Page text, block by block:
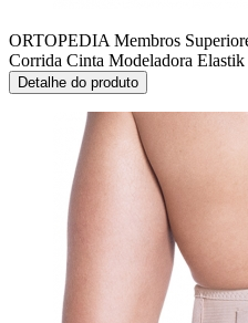
ORTOPEDIA Membros
Corrida Cinta Modeladora
Detalhe do produto